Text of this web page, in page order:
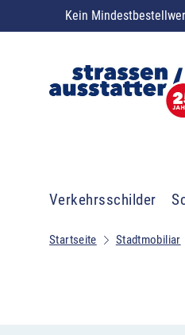
Kein
Verkehrsschilder
Startseite Stadtmobiliar